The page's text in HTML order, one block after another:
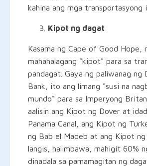
kahina ang mga transportasyong
Kipot ng dagat
Kasama ng Cape of Good Hope,
mahahalagang "kipot" para sa
pandagat. Gaya ng paliwanag ng
Bank, ito ang limang "susi na
mundo" para sa Imperyong
aalisin ang Kipot ng Dover at
Panama Canal, ang Kipot ng
ng Bab el Madeb at ang Kipot ng
langis, halimbawa, mahigit 60%
dinadala sa pamamagitan ng